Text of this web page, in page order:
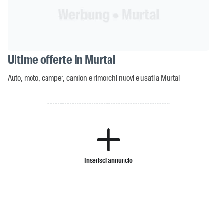
Ultime offerte in Murtal
Auto, moto, camper, camion e rimorchi nuovi e usati a Murtal
Inserisci annuncio